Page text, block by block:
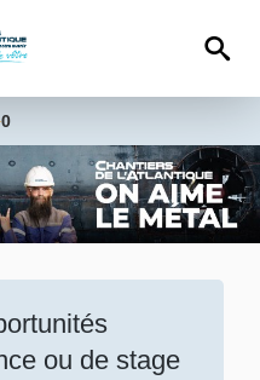
0
ou de stage